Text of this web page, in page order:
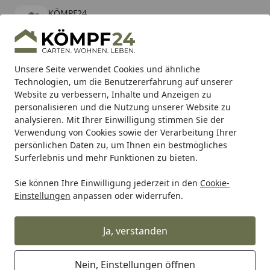
Unsere Seite verwendet Cookies und ähnliche
Technologien, um die Benutzererfahrung auf unserer
Website zu verbessern, Inhalte und Anzeigen zu
personalisieren und die Nutzung unserer Website zu
analysieren. Mit Ihrer Einwilligung stimmen Sie der
Verwendung von Cookies sowie der Verarbeitung Ihrer
persönlichen Daten zu, um Ihnen ein bestmögliches
Surferlebnis und mehr Funktionen zu bieten.
Sie können Ihre Einwilligung jederzeit in den Cookie-
Einstellungen anpassen oder widerrufen.
Ja, verstanden
Nein, Einstellungen öffnen
KÖMPF24
kostenlos - Im App Store
Hotline
Alle Produkte
Mein Konto
Suchen
Karibu Pools inkl. gratis Sandfilteranlage & Pool-
Starterset (Gesamtwert bis 468,99€)
Startseite
Auto & Zweirad Motorradzubehör & Werkzeuge
Supersprox Stahl-Kettenrad 525 39Z